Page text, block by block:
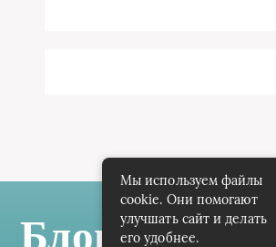
Блог
Мы используем файлы
cookie. Они помогают
улучшать сайт и делать
его удобнее.